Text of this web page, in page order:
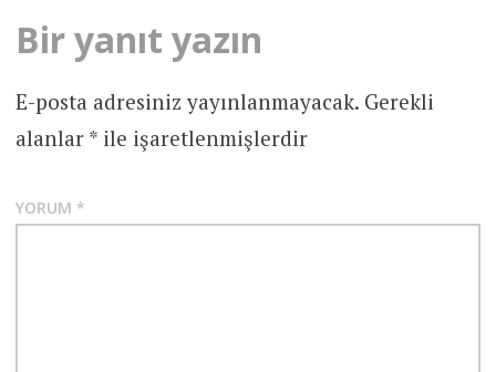
Bir yanıt yazın
E-posta adresiniz yayınlanmayacak. Gerekli
alanlar *ile işaretlenmişlerdir
YORUM *